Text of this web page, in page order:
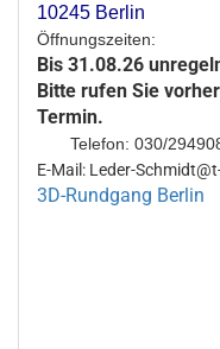
10245 Berlin
Öffnungszeiten:
Bis 31.08.26
Bitte rufen Sie
Termin.
Telefon: 030/
E-Mail: Leder-
3D-Rundgang Berlin